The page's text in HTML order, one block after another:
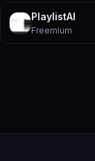
PlaylistAI
Freemium